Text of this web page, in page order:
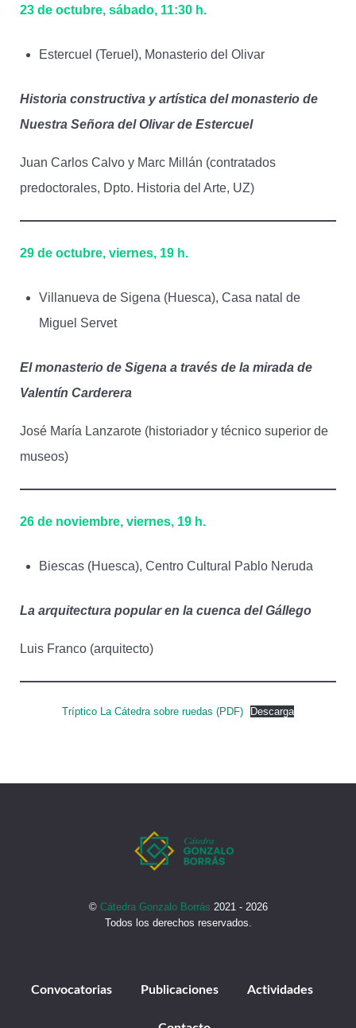
23 de octubre, sábado, 11:30 h.
Estercuel (Teruel), Monasterio del Olivar
Historia constructiva y artística del monasterio de
Nuestra Señora del Olivar de Estercuel
Juan Carlos Calvo y Marc Millán (contratados
predoctorales, Dpto. Historia del Arte, UZ)
29 de octubre, viernes, 19 h.
Villanueva de Sigena (Huesca), Casa natal de
Miguel Servet
El monasterio de Sigena a través de la mirada de
Valentín Carderera
José María Lanzarote (historiador y técnico superior de
museos)
26 de noviembre, viernes, 19 h.
Biescas (Huesca), Centro Cultural Pablo Neruda
La arquitectura popular en la cuenca del Gállego
Luis Franco (arquitecto)
Tríptico La Cátedra sobre ruedas (PDF) Descarga
© Cátedra Gonzalo Borrás 2021 - 2026
Todos los derechos reservados.
Convocatorias Publicaciones Actividades